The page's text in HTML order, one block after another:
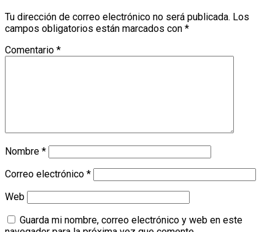
Tu dirección de correo electrónico no será publicada. Los
campos obligatorios están marcados con *
Comentario *
Nombre *
Correo electrónico *
Web
Guarda mi nombre, correo electrónico y web en este